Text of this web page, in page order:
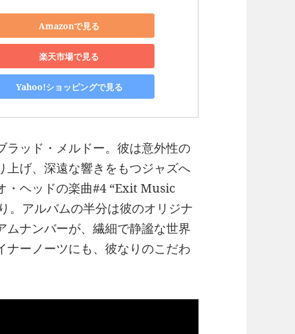
Amazonで見る
楽天市場で見る
Yahoo!ショッピングで見る
ラッド・メルドー。彼は意外性の
上げ、深遠な響きをもつジャズへ
・ヘッドの楽曲#4 “Exit Music
。アルバムの半分は彼のオリジナ
ムナンバーが、繊細で静謐な世界
ナーノーツにも、彼なりのこだわ